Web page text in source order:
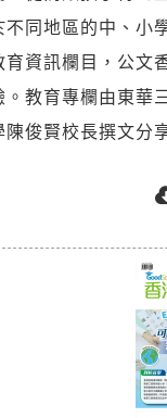
不同地區的中、小
育資訊欄目，公文
。教育專欄由東華
陳俊賢校長撰文分